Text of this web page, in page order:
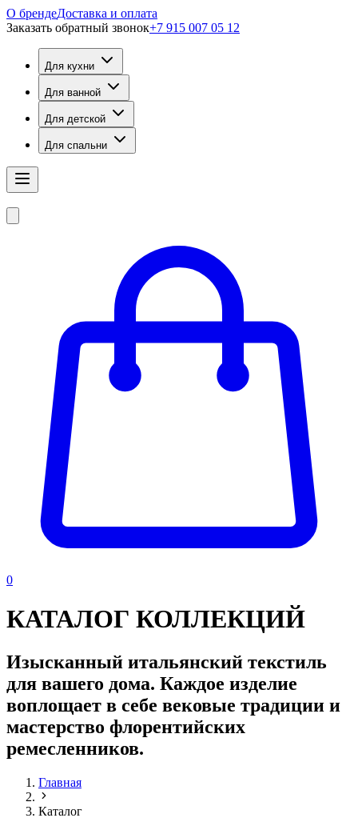
О брендеДоставка и оплата
Заказать обратный звонок+7 915 007 05 12
Для кухни
Для ванной
Для детской
Для спальни
0
КАТАЛОГ КОЛЛЕКЦИЙ
Изысканный итальянский текстиль
для вашего дома. Каждое изделие
воплощает в себе вековые традиции и
мастерство флорентийских
ремесленников.
Главная
Каталог